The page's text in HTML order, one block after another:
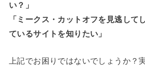
い？」
「ミークス・カットオフを見逃して
ているサイトを知りたい」
上記でお困りではないでしょうか？